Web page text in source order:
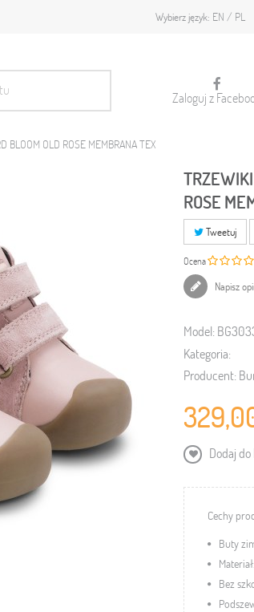
Wybierz język: EN PL
Zaloguj z
BLOOM OLD ROSE MEMBRANA TEX
ROSE
Tweetuj
Ocena
Napisz
Model:
Kategoria:
Producent:
Dodaj
Cechy
Buty
Bez